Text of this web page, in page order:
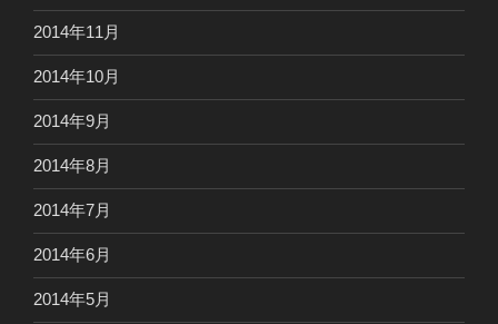
2014年11月
2014年10月
2014年9月
2014年8月
2014年7月
2014年6月
2014年5月